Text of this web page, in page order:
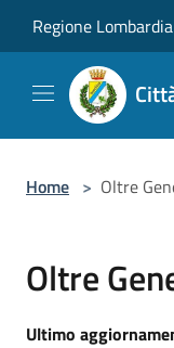
Regione Lombardia
Home > Oltre
Oltre
Ultimo